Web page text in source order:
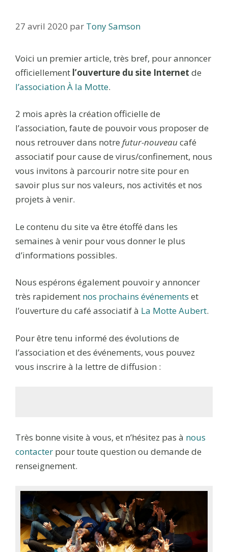
27 avril 2020 par Tony Samson
Voici un premier article, très bref, pour annoncer
officiellement l’ouverture du site Internet de
l’association À la Motte.
2 mois après la création officielle de
l’association, faute de pouvoir vous proposer de
nous retrouver dans notre futur-nouveaucafé
associatif pour cause de virus/confinement, nous
vous invitons à parcourir notre site pour en
savoir plus sur nos valeurs, nos activités et nos
projets à venir.
Le contenu du site va être étoffé dans les
semaines à venir pour vous donner le plus
d’informations possibles.
Nous espérons également pouvoir y annoncer
très rapidement nos prochains événements et
l’ouverture du café associatif à La Motte Aubert.
Pour être tenu informé des évolutions de
l’association et des événements, vous pouvez
vous inscrire à la lettre de diffusion :
Très bonne visite à vous, et n’hésitez pas à nous
contacter pour toute question ou demande de
renseignement.